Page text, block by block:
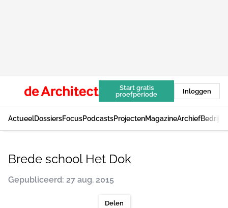
Start gratis
proefperiode
Inloggen
ActueelDossiersFocusPodcastsProjectenMagazineArchief
Brede school Het Dok
Gepubliceerd: 27 aug. 2015
Delen